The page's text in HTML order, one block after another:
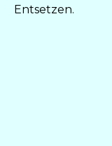
Entsetzen.